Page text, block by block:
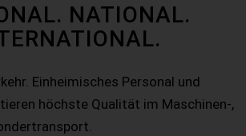
NATIONAL.
Einheimisches Personal und
höchste Qualität im Maschinen-,